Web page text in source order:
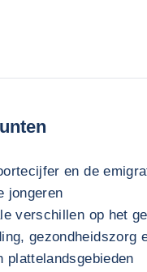
en de
jongeren
verschillen op het
gezondheidszorg
plattelandsgebieden